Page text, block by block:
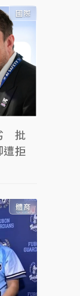
國際
批
遭拒
體育